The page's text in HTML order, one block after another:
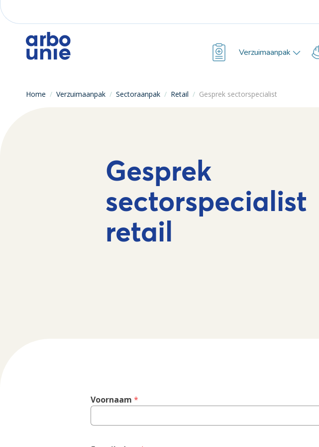
Verzuimaanpak
Home / Verzuimaanpak / Sectoraanpak / Retail / Gesprek sectorspecialist
Gesprek
sectorspecialist
retail
Voornaam *